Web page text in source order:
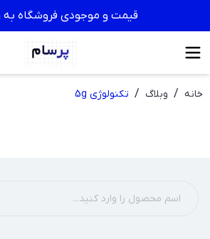
قیمت و موجودی فروشگاه به
خانه / وبلاگ / تکنولوژی 5g